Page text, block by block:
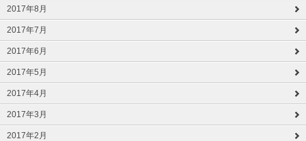
2017年8月
2017年7月
2017年6月
2017年5月
2017年4月
2017年3月
2017年2月